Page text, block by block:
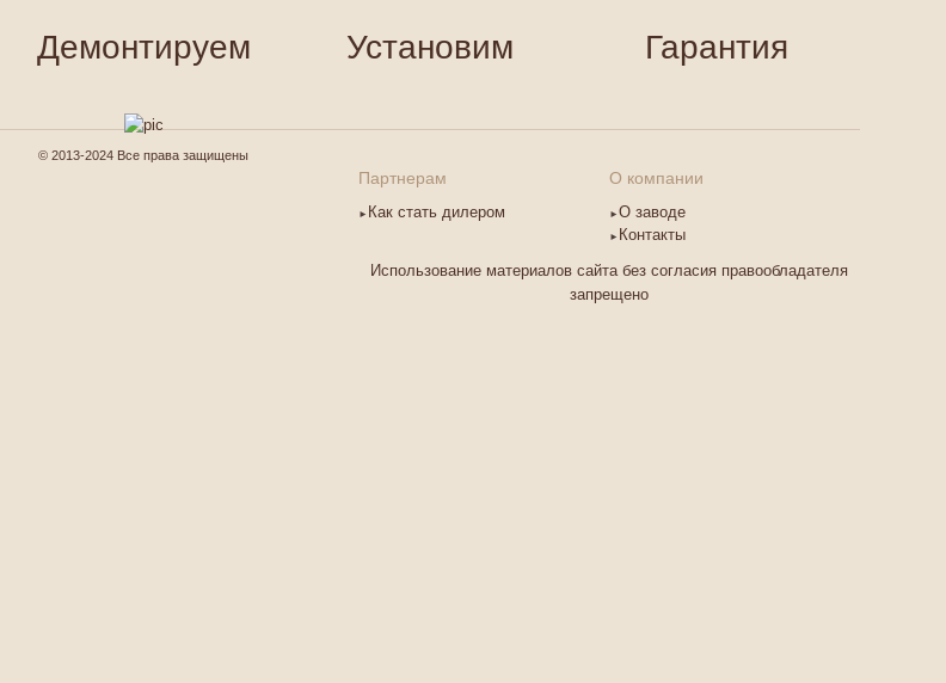
Демонтируем Установим Гарантия
© 2013-2024 Все права защищены
Партнерам
Как стать дилером
О компании
О заводе
Контакты
Использование материалов сайта без согласия правообладателя
запрещено